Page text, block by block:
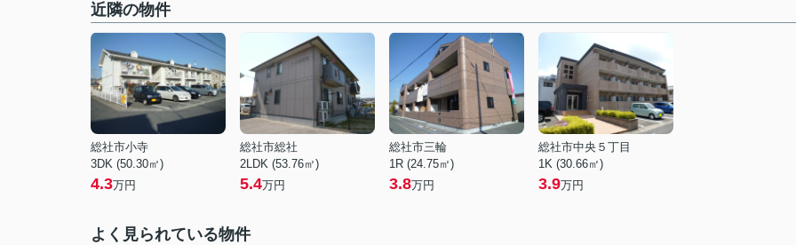
近隣の物件
総社市小寺
3DK (50.30㎡)
4.3万円
総社市総社
2LDK (53.76㎡)
5.4万円
総社市三輪
1R (24.75㎡)
3.8万円
総社市中央５丁目
1K (30.66㎡)
3.9万円
よく見られている物件